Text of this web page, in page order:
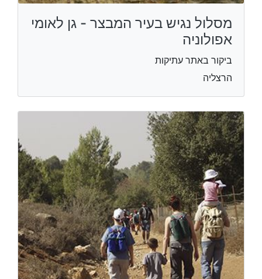
מסלול נגיש בעיר המבצר - גן לאומי
אפולוניה
ביקור באתר עתיקות
הרצליה